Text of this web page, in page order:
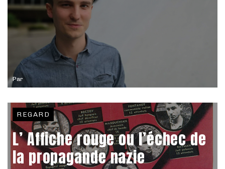
Par
REGARD
L’ Affiche rouge ou l’échec de
la propagande nazie